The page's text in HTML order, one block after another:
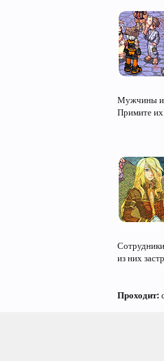
Мужчины и
Примите их
из них
Проходит: